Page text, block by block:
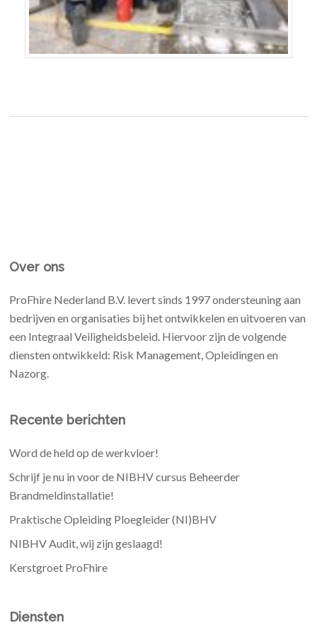
Over ons
ProFhire Nederland B.V. levert sinds 1997 ondersteuning aan
bedrijven en organisaties bij het ontwikkelen en uitvoeren van
een Integraal Veiligheidsbeleid. Hiervoor zijn de volgende
diensten ontwikkeld: Risk Management, Opleidingen en
Nazorg.
Recente berichten
Word de held op de werkvloer!
Schrijf je nu in voor de NIBHV cursus Beheerder
Brandmeldinstallatie!
Praktische Opleiding Ploegleider (NI)BHV
NIBHV Audit, wij zijn geslaagd!
Kerstgroet ProFhire
Diensten